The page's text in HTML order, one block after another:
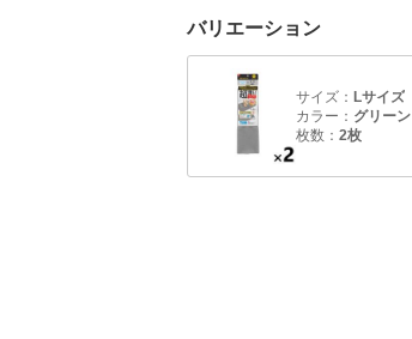
バリエーション
サイズ： Lサイズ
カラー： グリーン
枚数： 2枚